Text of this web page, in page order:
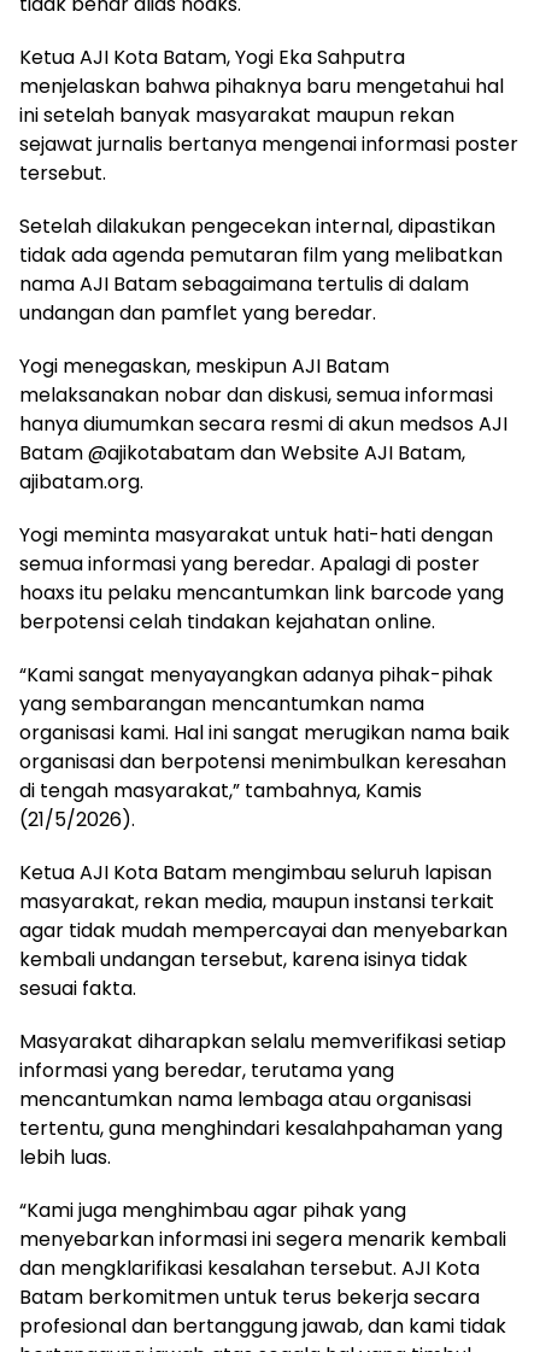
Ketua AJI Kota Batam, Yogi Eka Sahputra
menjelaskan bahwa pihaknya baru mengetahui hal
ini setelah banyak masyarakat maupun rekan
sejawat jurnalis bertanya mengenai informasi poster
tersebut.
Setelah dilakukan pengecekan internal, dipastikan
tidak ada agenda pemutaran film yang melibatkan
nama AJI Batam sebagaimana tertulis di dalam
undangan dan pamflet yang beredar.
Yogi menegaskan, meskipun AJI Batam
melaksanakan nobar dan diskusi, semua informasi
hanya diumumkan secara resmi di akun medsos AJI
Batam @ajikotabatam dan Website AJI Batam,
ajibatam.org.
Yogi meminta masyarakat untuk hati-hati dengan
semua informasi yang beredar. Apalagi di poster
hoaxs itu pelaku mencantumkan link barcode yang
berpotensi celah tindakan kejahatan online.
“Kami sangat menyayangkan adanya pihak-pihak
yang sembarangan mencantumkan nama
organisasi kami. Hal ini sangat merugikan nama baik
organisasi dan berpotensi menimbulkan keresahan
di tengah masyarakat,” tambahnya, Kamis
(21/5/2026).
Ketua AJI Kota Batam mengimbau seluruh lapisan
masyarakat, rekan media, maupun instansi terkait
agar tidak mudah mempercayai dan menyebarkan
kembali undangan tersebut, karena isinya tidak
sesuai fakta.
Masyarakat diharapkan selalu memverifikasi setiap
informasi yang beredar, terutama yang
mencantumkan nama lembaga atau organisasi
tertentu, guna menghindari kesalahpahaman yang
lebih luas.
“Kami juga menghimbau agar pihak yang
menyebarkan informasi ini segera menarik kembali
dan mengklarifikasi kesalahan tersebut. AJI Kota
Batam berkomitmen untuk terus bekerja secara
profesional dan bertanggung jawab, dan kami tidak